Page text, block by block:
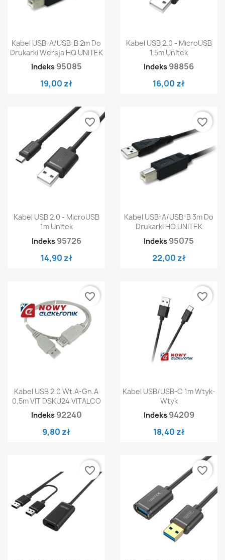
Kabel USB-A/USB-B 2m Do
Drukarki Wersja HQ UNITEK
Indeks 95085
19,00 zł
Kabel USB 2.0 - MicroUSB
1,5m Unitek
Indeks 98856
16,00 zł
Kabel USB 2.0 - MicroUSB
1m Unitek
Indeks 95726
14,90 zł
favorite_border
Kabel USB-A/USB-B 3m Do
Drukarki HQ UNITEK
Indeks 95075
22,00 zł
favorite_border
Kabel USB 2.0 Wt.A-Gn.A
0,5m VIT DSKU24 VITALCO
Indeks 92240
9,80 zł
favorite_border
Kabel USB/USB-C 1m Wtyk-
Wtyk
Indeks 94209
18,40 zł
favorite_border
favorite_border favorite_border